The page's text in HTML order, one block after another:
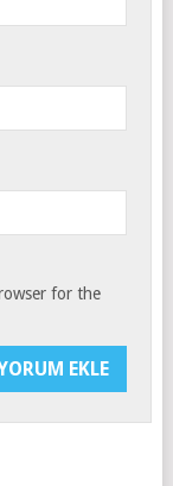
for the